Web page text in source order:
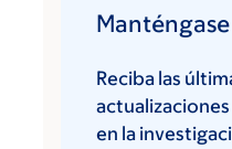
Reciba las
en la